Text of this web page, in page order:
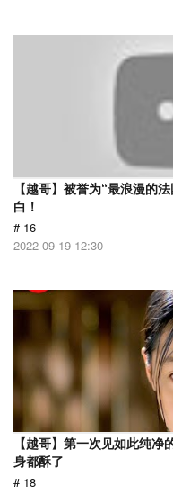
【越哥】被誉为“最浪漫的
白！
# 16
2022-09-19 12:30
【越哥】第一次见如此纯
身都酥了
# 18